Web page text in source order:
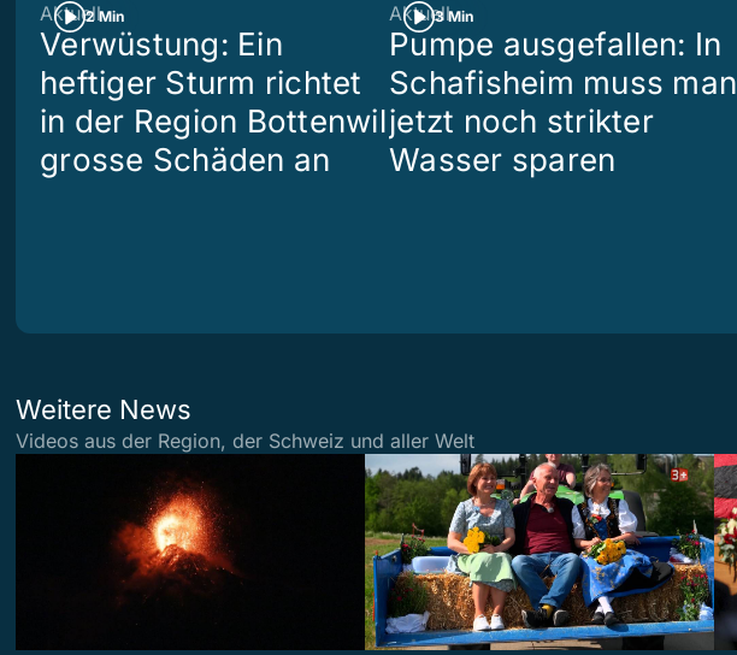
2 Min
Aktuell
Verwüstung: Ein
heftiger Sturm richtet
in der Region Bottenwil
grosse Schäden an
3 Min
Aktuell
Pumpe ausgefallen: In
Schafisheim muss man
jetzt noch strikter
Wasser sparen
Weitere News
Videos aus der Region, der Schweiz und aller Welt